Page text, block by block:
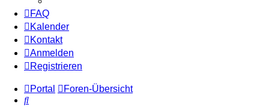
FAQ
Kalender
Kontakt
Anmelden
Registrieren
Portal
Foren-Übersicht
Suche